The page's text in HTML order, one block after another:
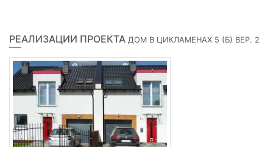
РЕАЛИЗАЦИИ ПРОЕКТА ДОМ В ЦИКЛАМЕНАХ 5 (Б) ВЕР. 2